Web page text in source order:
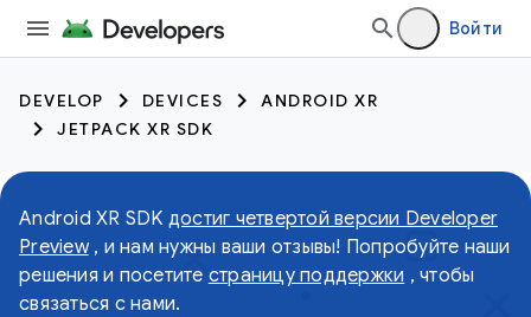
Войти
DEVELOP DEVICES
ANDROID XR
JETPACK XR SDK
Android XR SDK достиг четвертой версии Developer
Preview, и нам нужны ваши отзывы! Попробуйте наши
решения и посетите страницу поддержки , чтобы
связаться с нами.